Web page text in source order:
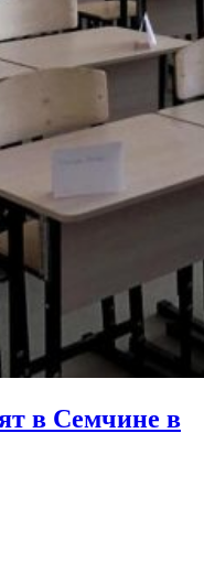
в Семчине в